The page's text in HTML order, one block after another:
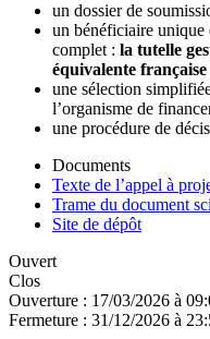
un dossier de
un bénéficiaire
complet : la tutelle
équivalente française
une sélection
l’organisme de
une procédure de
Documents
Texte de l’appel à
Trame du document
Site de dépôt
Ouvert
Clos
Ouverture : 17/03/2026 à
Fermeture : 31/12/2026 à